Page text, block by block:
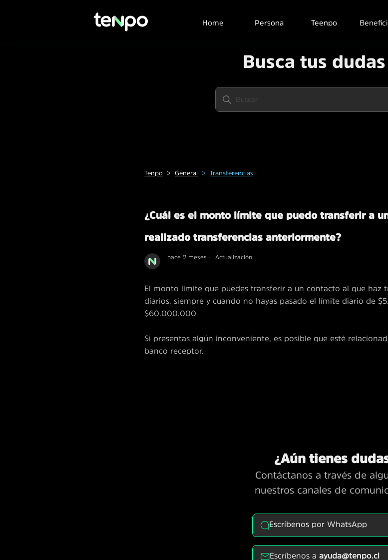
Home Persona Teenpo
Busca tus
Tenpo General Transferencias
¿Cuál es el monto límite que puedo transferir a
realizado transferencias anteriormente?
hace 2 meses Actualización
El monto límite que puedes transferir a un contacto al que haz
diarios, siempre y cuando no hayas pasado el límite diario de
$60.000.000
Si presentas algún inconveniente, es posible que esté
banco receptor.
¿Aún tienes
Contáctanos a través de
nuestros canales de
Escríbenos por WhatsApp
Escríbenos a ayuda@tenpo.cl